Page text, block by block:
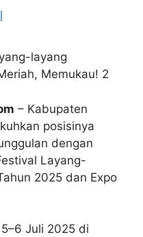
– Kabupaten
posisinya
dengan
Layang-
2025 dan Expo
Juli 2025 di